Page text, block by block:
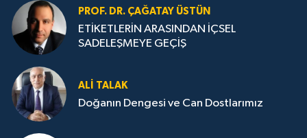
PROF. DR. ÇAĞATAY ÜSTÜN
ETİKETLERİN ARASINDAN İÇSEL
SADELEŞMEYE GEÇİŞ
ALI TALAK
Doğanın Dengesi ve Can Dostlarımız